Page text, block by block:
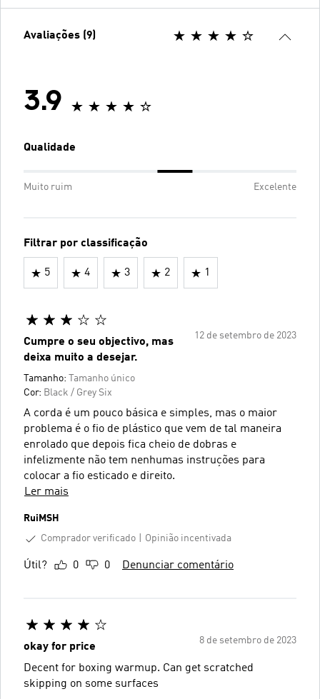
Avaliações (9)
3.9
Qualidade
Muito ruim Excelente
Filtrar por classificação
5 4 3 2 1
12 de setembro de 2023
Cumpre o seu objectivo, mas
deixa muito a desejar.
Tamanho:
Tamanho único
Cor: Black / Grey Six
A corda é um pouco básica e simples, mas o maior
problema é o fio de plástico que vem de tal maneira
enrolado que depois fica cheio de dobras e
infelizmente não tem nenhumas instruções para
colocar a fio esticado e direito.
Ler mais
RuiMSH
Comprador verificado
Opinião incentivada
Útil? 0 0 Denunciar comentário
8 de setembro de 2023
okay for price
Decent for boxing warmup. Can get scratched
skipping on some surfaces